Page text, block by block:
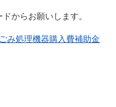
からお願いします。
み処理機器購入費補助金